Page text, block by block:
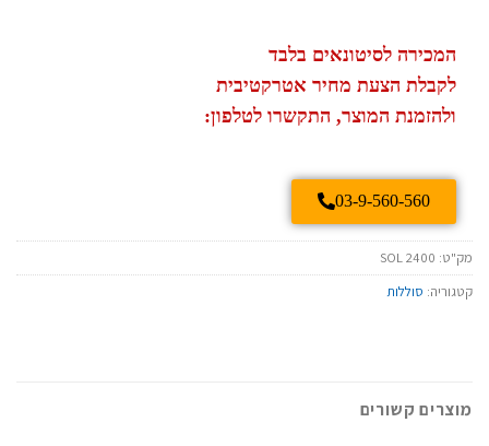
המכירה לסיטונאים בלבד
לקבלת הצעת מחיר אטרקטיבית
ולהזמנת המוצר, התקשרו לטלפון:
03-9-560-560
מק"ט: SOL 2400
קטגוריה: סוללות
מוצרים קשורים